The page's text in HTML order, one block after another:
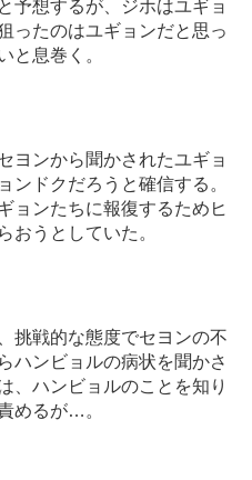
予想するが、ジホはユギョ
ったのはユギョンだと思っ
と息巻く。
ヨンから聞かされたユギョ
ンドクだろうと確信する。
ョンたちに報復するためヒ
おうとしていた。
挑戦的な態度でセヨンの不
ハンビョルの病状を聞かさ
、ハンビョルのことを知り
めるが…。